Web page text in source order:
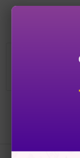
Pur Monde
Çatlak Bakım